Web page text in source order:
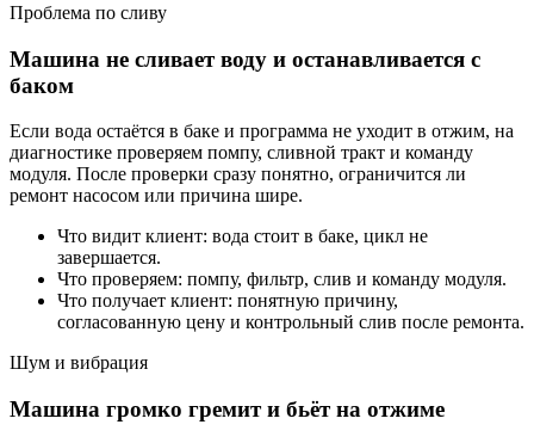
Проблема по сливу
Машина не сливает воду и останавливается с
баком
Если вода остаётся в баке и программа не уходит в отжим, на
диагностике проверяем помпу, сливной тракт и команду
модуля. После проверки сразу понятно, ограничится ли
ремонт насосом или причина шире.
Что видит клиент: вода стоит в баке, цикл не
завершается.
Что проверяем: помпу, фильтр, слив и команду модуля.
Что получает клиент: понятную причину,
согласованную цену и контрольный слив после ремонта.
Шум и вибрация
Машина громко гремит и бьёт на отжиме